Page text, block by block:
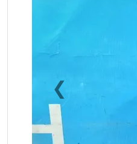
❮Previous